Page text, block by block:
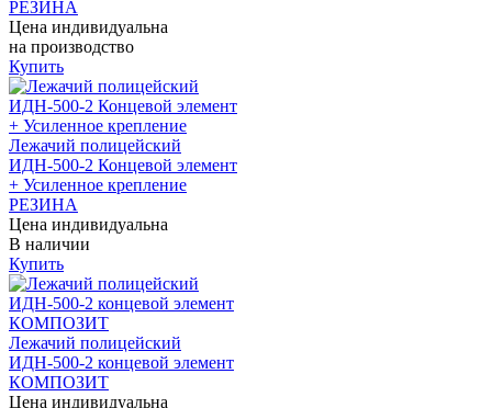
РЕЗИНА
Цена индивидуальна
на производство
Купить
Лежачий полицейский
ИДН-500-2 Концевой элемент
+ Усиленное крепление
РЕЗИНА
Цена индивидуальна
В наличии
Купить
Лежачий полицейский
ИДН-500-2 концевой элемент
КОМПОЗИТ
Цена индивидуальна